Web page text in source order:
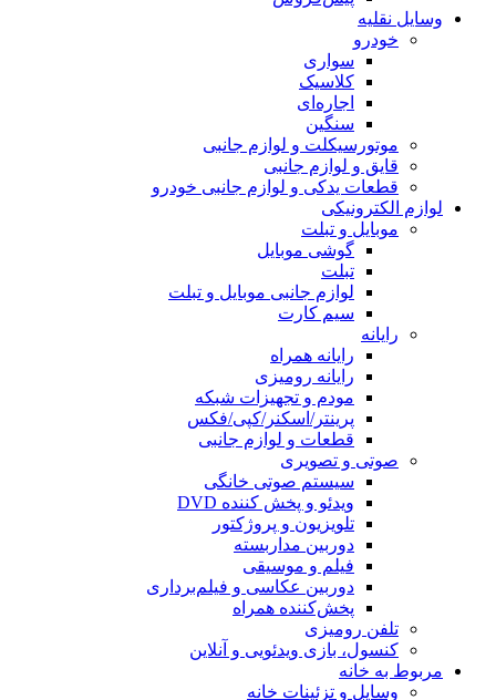
وسایل نقلیه
خودرو
سواری
کلاسیک
اجاره‌ای
سنگین
موتورسیکلت و لوازم جانبی
قایق و لوازم جانبی
قطعات یدکی و لوازم جانبی خودرو
لوازم الکترونیکی
موبایل و تبلت
گوشی موبایل
تبلت
لوازم جانبی موبایل و تبلت
سیم کارت
رایانه
رایانه همراه
رایانه رومیزی
مودم و تجهیزات شبکه
پرینتر/اسکنر/کپی/فکس
قطعات و لوازم جانبی
صوتی و تصویری
سیستم صوتی خانگی
ویدئو و پخش کننده DVD
تلویزیون و پروژکتور
دوربین مداربسته
فیلم و موسیقی
دوربین عکاسی و فیلم‌برداری
پخش‌کننده همراه
تلفن رومیزی
کنسول، بازی‌ ویدئویی و آنلاین
مربوط به خانه
وسایل و تزئینات خانه